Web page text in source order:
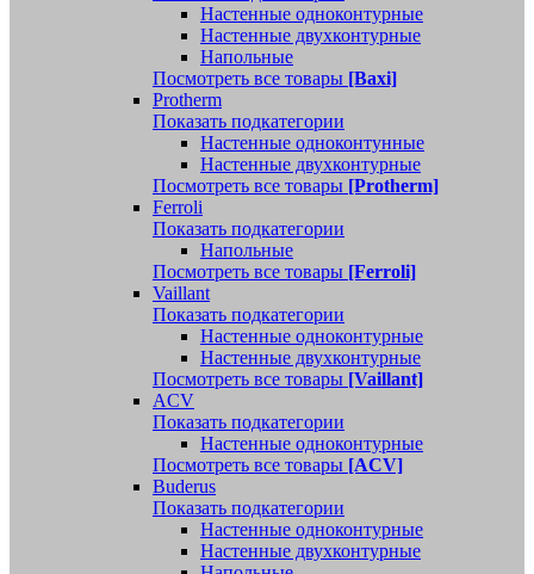
Настенные одноконтурные
Настенные двухконтурные
Напольные
Посмотреть все товары [Baxi]
Protherm
Показать подкатегории
Настенные одноконтунные
Настенные двухконтурные
Посмотреть все товары [Protherm]
Ferroli
Показать подкатегории
Напольные
Посмотреть все товары [Ferroli]
Vaillant
Показать подкатегории
Настенные одноконтурные
Настенные двухконтурные
Посмотреть все товары [Vaillant]
ACV
Показать подкатегории
Настенные одноконтурные
Посмотреть все товары [ACV]
Buderus
Показать подкатегории
Настенные одноконтурные
Настенные двухконтурные